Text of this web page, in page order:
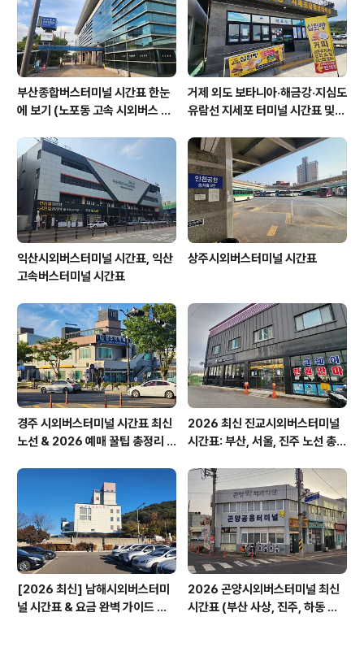
28일 개관한 중국국가박물관은역사와 예술을 테마로 중화
민족의 문화역사를 전시하고 있는 종합박물관입니다 200
7년 확장공..
부산종합버스터미널 시간표 한눈
에 보기 (노포동 고속 시외버스 총
거제 외도 보타니아·해금강·지심도
유람선 지세포 터미널 시간표 및
익산시외버스터미널 시간표, 익산
고속버스터미널 시간표
상주시외버스터미널 시간표
경주 시외버스터미널 시간표 최신
노선 & 2026 예매 꿀팁 총정리 &
2026 최신 진교시외버스터미널
시간표: 부산, 서울, 진주 노선 총정
[2026 최신] 남해시외버스터미
널 시간표 & 요금 완벽 가이드 보
2026 곤양시외버스터미널 최신
시간표 (부산 사상, 진주, 하동 완